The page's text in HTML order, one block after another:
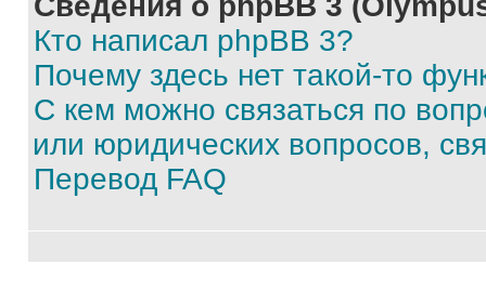
Кто написал phpBB 3?
Почему здесь нет такой-то
С кем можно связаться по
или юридических вопросов,
Перевод FAQ